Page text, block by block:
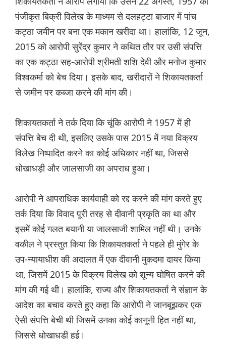
पंजीकृत बिक्री विलेख के माध्यम से दलहट्टा बाजार में पांच
कट्ठा जमीन पर बना एक मकान खरीदा था। हालांकि, 12 जून,
2015 को आरोपी सुरेंद्र कुमार ने कथित तौर पर उसी संपत्ति
का एक कट्ठा सह-आरोपी श्रीमती शशि देवी और मनोज कुमार
विश्वकर्मा को बेच दिया। इसके बाद, खरीदारों ने शिकायतकर्ता
से जमीन पर कब्जा करने की मांग की।
शिकायतकर्ता ने तर्क दिया कि चूंकि आरोपी ने 1957 में ही
संपत्ति बेच दी थी, इसलिए उसके पास 2015 में नया विक्रय
विलेख निष्पादित करने का कोई अधिकार नहीं था, जिससे
धोखाधड़ी और जालसाजी का अपराध हुआ।
आरोपी ने आपराधिक कार्यवाही को रद्द करने की मांग करते हुए
तर्क दिया कि विवाद पूरी तरह से दीवानी प्रकृति का था और
इसमें कोई गलत बयानी या जालसाजी शामिल नहीं थी। उनके
वकील ने प्रस्तुत किया कि शिकायतकर्ता ने पहले ही मुंगेर के
उप-न्यायाधीश की अदालत में एक दीवानी मुकदमा दायर किया
था, जिसमें 2015 के विक्रय विलेख को शून्य घोषित करने की
मांग की गई थी। हालांकि, राज्य और शिकायतकर्ता ने संज्ञान के
आदेश का बचाव करते हुए कहा कि आरोपी ने जानबूझकर एक
ऐसी संपत्ति बेची थी जिसमें उनका कोई कानूनी हित नहीं था,
जिससे धोखाधड़ी हुई।